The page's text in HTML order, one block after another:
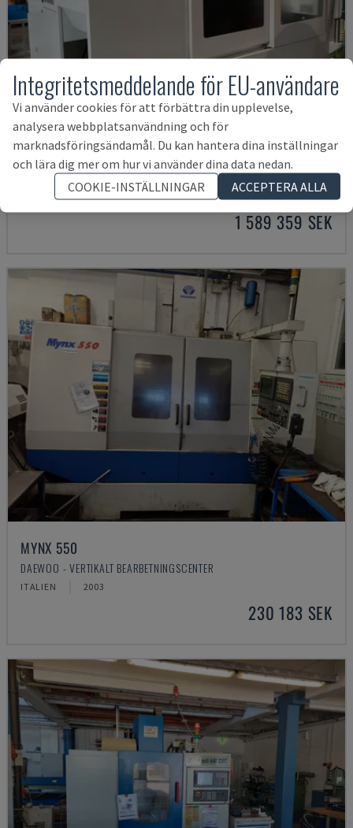
U5-1530
SPINNER - VERTIKALT BEARBETNINGSCENTER
TYSKLAND 2021 6.000 tim.
1 589 359 SEK
MYNX 550
DAEWOO - VERTIKALT BEARBETNINGSCENTER
ITALIEN 2003
230 183 SEK
Integritetsmeddelande för EU-användare
Vi använder cookies för att förbättra din upplevelse,
analysera webbplatsanvändning och för
marknadsföringsändamål. Du kan hantera dina inställningar
och lära dig mer om hur vi använder dina data nedan.
COOKIE-INSTÄLLNINGAR
ACCEPTERA ALLA